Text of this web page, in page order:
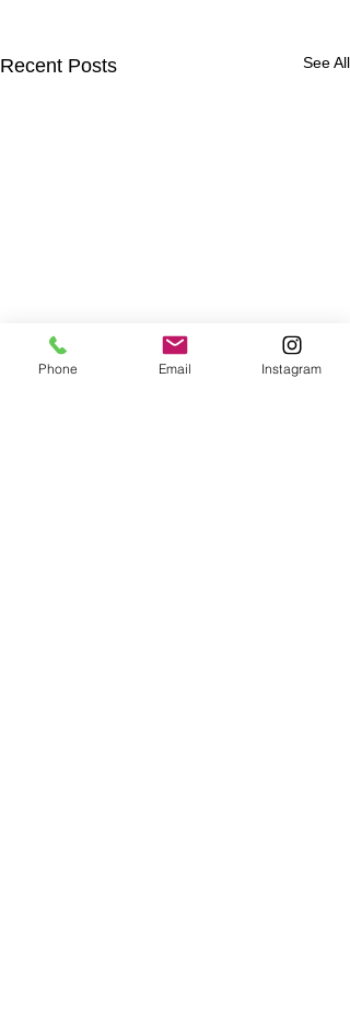
Recent Posts See All
Phone Email Instagram